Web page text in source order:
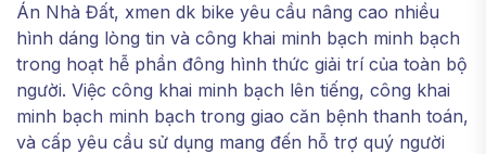
Án Nhà Đất, xmen dk bike yêu cầu nâng cao nhiều
hình dáng lòng tin và công khai minh bạch minh bạch
trong hoạt hễ phần đông hình thức giải trí của toàn bộ
người. Việc công khai minh bạch lên tiếng, công khai
minh bạch minh bạch trong giao căn bệnh thanh toán,
và cấp yêu cầu sử dụng mang đến hỗ trợ quý người